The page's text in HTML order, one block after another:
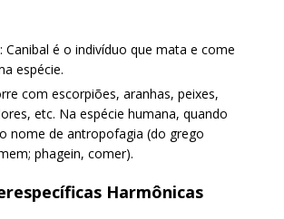
Canibal é o indivíduo que mata e come
espécie.
com escorpiões, aranhas, peixes,
etc. Na espécie humana, quando
nome de antropofagia (do grego
phagein, comer).
Harmônicas